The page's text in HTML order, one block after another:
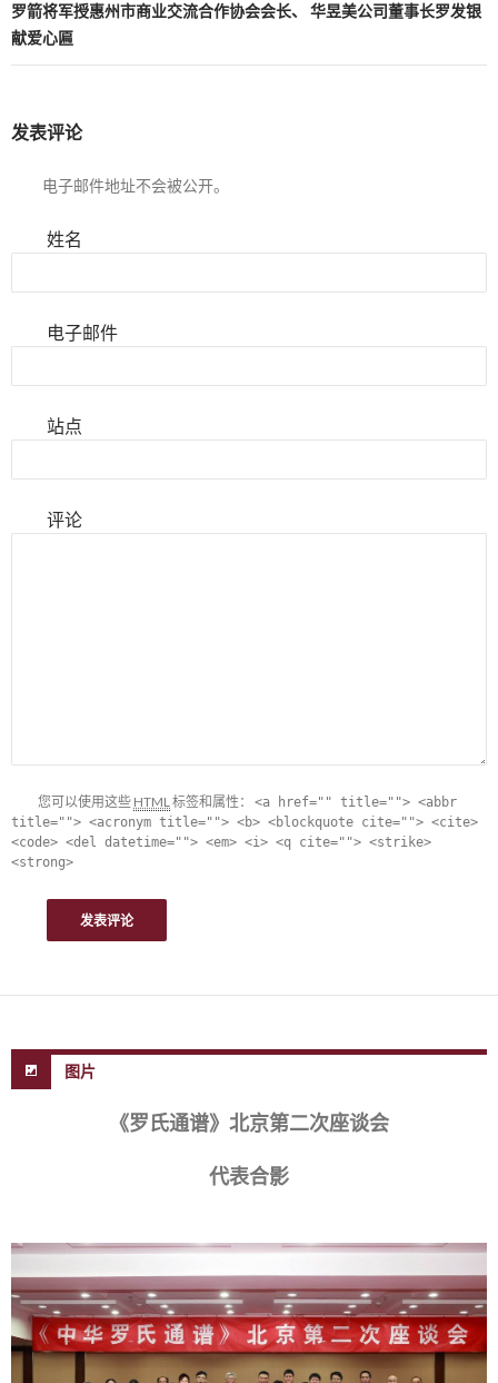
罗箭将军授惠州市商业交流合作协会会长、 华昱美公司董事长罗发银
献爱心匾
发表评论
电子邮件地址不会被公开。
姓名
电子邮件
站点
评论
您可以使用这些 HTML标签和属性： <a href="" title=""> <abbr
title=""> <acronym title=""> <b> <blockquote cite=""> <cite>
<code> <del datetime=""> <em> <i> <q cite=""> <strike>
<strong>
图片
《罗氏通谱》北京第二次座谈会
代表合影